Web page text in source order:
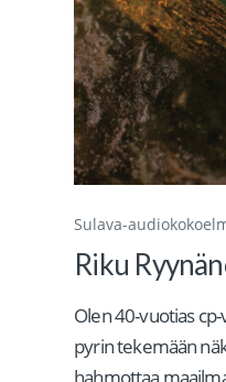
Sulava-
Riku
Olen 40-vuotias
pyrin tekemään